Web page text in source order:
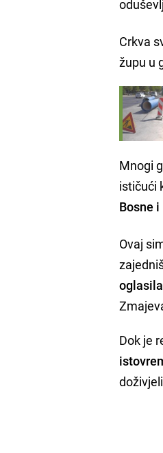
Crkva
župu u
Mnogi
ističući
Bosne
Ovaj
Dok je